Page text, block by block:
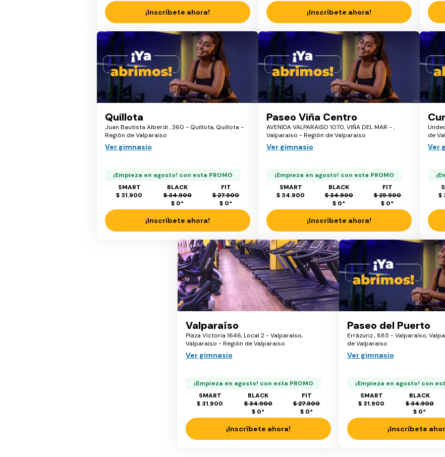
¡Inscríbete ahora! ¡Inscríbete ahora!
Quillota
Juan Bautista Alberdi , 360 - Quillota, Quillota -
Región de Valparaiso
Ver gimnasio
¡Empieza en agosto! con esta PROMO
SMART
$ 31.900
BLACK
$ 34.900
$ 0*
FIT
$ 27.900
$ 0*
¡Inscríbete ahora!
Paseo Viña Centro
AVENIDA VALPARAISO 1070, VIÑA DEL MAR - ,
Valparaiso - Región de Valparaiso
Ver gimnasio
¡Empieza en agosto! con esta PROMO
SMART
$ 34.900
BLACK
$ 34.900
$ 0*
FIT
$ 29.900
$ 0*
¡Inscríbete ahora!
de
Ver
$
Valparaíso
Plaza Victoria 1646, Local 2 - Valparaíso,
Valparaiso - Región de Valparaiso
Ver gimnasio
¡Empieza en agosto! con esta PROMO
SMART
$ 31.900
BLACK
$ 34.900
$ 0*
FIT
$ 27.900
$ 0*
¡Inscríbete ahora!
Paseo del Puerto
Errázuriz , 885 - Valparaíso,
de Valparaiso
Ver gimnasio
¡Empieza en agosto! con
SMART
$ 31.900
BLACK
$ 34.900
$ 0*
¡Inscríbete